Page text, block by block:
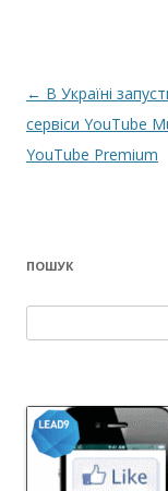
Н
а
в
ц
і
я
з
← В Україні
сервіси YouTube
YouTube Premium
ПОШУК